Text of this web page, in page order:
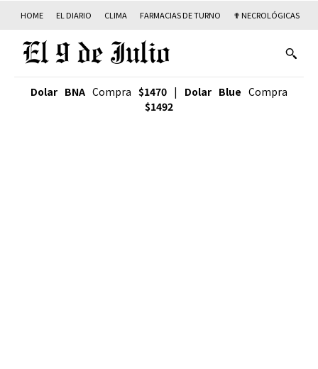
HOME EL DIARIO CLIMA FARMACIAS DE TURNO ✟ NECROLÓGICAS
Dolar BNA Compra $1470 | Dolar Blue Compra
$1492